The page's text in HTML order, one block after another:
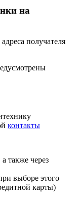
на
получателя
контакты
также через
выборе этого
карты)